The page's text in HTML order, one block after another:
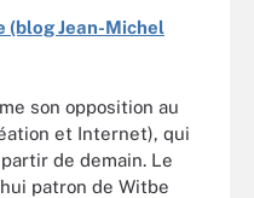
(blog Jean-Michel
son opposition au
et Internet), qui
de demain. Le
patron de Witbe